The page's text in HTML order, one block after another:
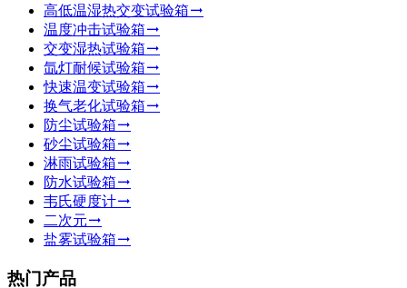
高低温湿热交变试验箱
温度冲击试验箱
交变湿热试验箱
氙灯耐候试验箱
快速温变试验箱
换气老化试验箱
防尘试验箱
砂尘试验箱
淋雨试验箱
防水试验箱
韦氏硬度计
二次元
盐雾试验箱
热门产品